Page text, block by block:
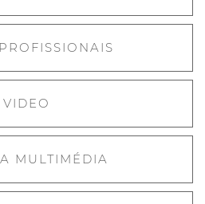
VIDEO
MULTIMÉDIA